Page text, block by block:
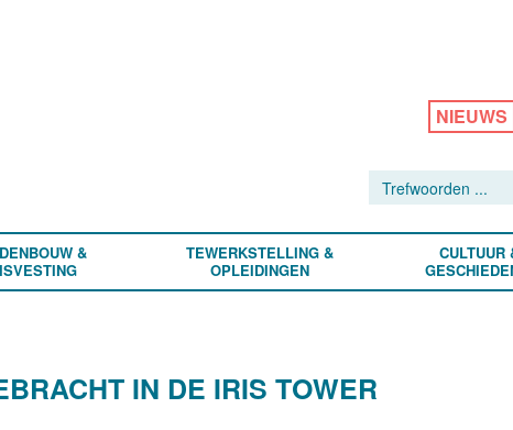
NIEUWS
&
TEWERKSTELLING &
OPLEIDINGEN
CULTUUR
IN DE IRIS TOWER